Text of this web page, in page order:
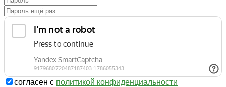
согласен с политикой конфиденциальности